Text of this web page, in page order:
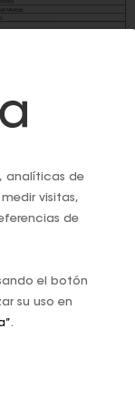
analíticas de
visitas,
de
el botón
su uso en
.